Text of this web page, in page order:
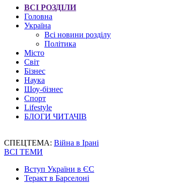
ВСІ РОЗДІЛИ
Головна
Україна
Всі новини розділу
Політика
Місто
Світ
Бізнес
Наука
Шоу-бізнес
Спорт
Lifestyle
БЛОГИ ЧИТАЧІВ
СПЕЦТЕМА: Війна в Ірані
ВСІ ТЕМИ
Вступ України в ЄС
Теракт в Барселоні